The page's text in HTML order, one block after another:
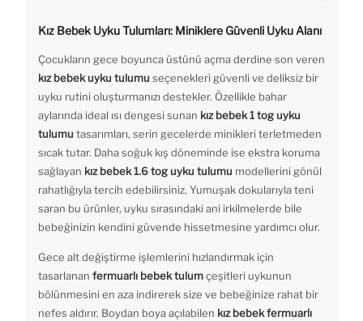
Kız Bebek Uyku Tulumları: Miniklere Güvenli Uyku Alanı
Çocukların gece boyunca üstünü açma derdine son veren
kız bebek uyku tulumu seçenekleri güvenli ve deliksiz bir
uyku rutini oluşturmanızı destekler. Özellikle bahar
aylarında ideal ısı dengesi sunan kız bebek 1 tog uyku
tulumu tasarımları, serin gecelerde minikleri terletmeden
sıcak tutar. Daha soğuk kış döneminde ise ekstra koruma
sağlayan kız bebek 1.6 tog uyku tulumu modellerini gönül
rahatlığıyla tercih edebilirsiniz. Yumuşak dokularıyla teni
saran bu ürünler, uyku sırasındaki ani irkilmelerde bile
bebeğinizin kendini güvende hissetmesine yardımcı olur.
Gece alt değiştirme işlemlerini hızlandırmak için
tasarlanan fermuarlı bebek tulumçeşitleri uykunun
bölünmesini en aza indirerek size ve bebeğinize rahat bir
nefes aldırır. Boydan boya açılabilen kız bebek fermuarlı